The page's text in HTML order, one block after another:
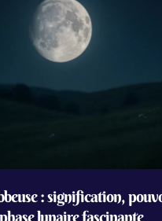
: signification,
lunaire fascinante